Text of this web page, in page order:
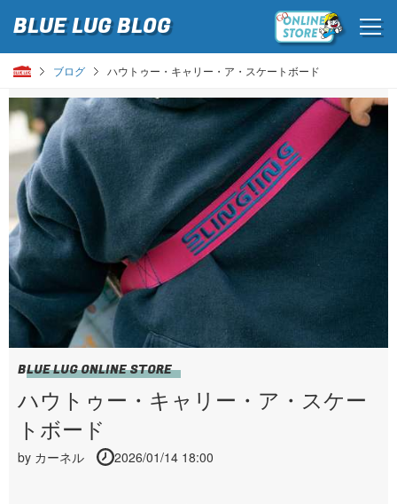
BLUE LUGBLOG
ブログ ハウトゥー・キャリー・ア・スケートボード
BLUE LUG ONLINE STORE
ハウトゥー・キャリー・ア・スケー
トボード
by カーネル 2026/01/14 18:00